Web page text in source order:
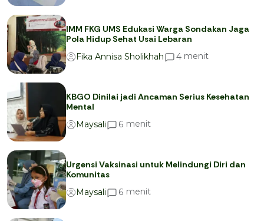
IMM FKG UMS Edukasi Warga Sondakan Jaga
Pola Hidup Sehat Usai Lebaran
Fika Annisa Sholikhah
4 menit
KBGO Dinilai jadi Ancaman Serius Kesehatan
Mental
Maysali
6 menit
Urgensi Vaksinasi untuk Melindungi Diri dan
Komunitas
Maysali
6 menit